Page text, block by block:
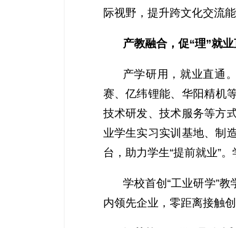
际视野，提升跨文化交流能
产教融合，促“理”就业
产学研用，就业直通
赛、亿纬锂能、华阳精机
技术研发、技术服务等方
业学生实习实训基地、制
台，助力学生“提前就业”
学校首创“工业研学”
内领先企业，零距离接触